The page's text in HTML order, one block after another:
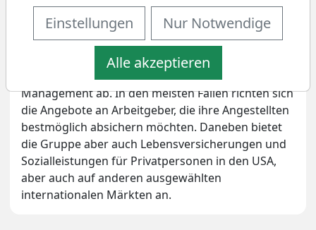
Staaten. Die Produkte und Dienstleistungen des
Unternehmens decken die Bereiche der
Gesundheitsfürsorge, Unfall- und
Arbeitsunfähigkeitsfürsorge,
Ruhestandsdienstleistungen sowie das Investment
Management ab. In den meisten Fällen richten sich
die Angebote an Arbeitgeber, die ihre Angestellten
bestmöglich absichern möchten. Daneben bietet
die Gruppe aber auch Lebensversicherungen und
Sozialleistungen für Privatpersonen in den USA,
aber auch auf anderen ausgewählten
internationalen Märkten an.
Einstellungen Nur Notwendige
Alle akzeptieren